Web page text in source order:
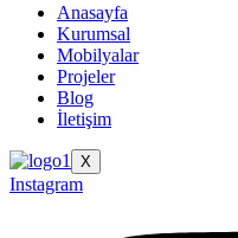
Anasayfa
Kurumsal
Mobilyalar
Projeler
Blog
İletişim
X
Instagram